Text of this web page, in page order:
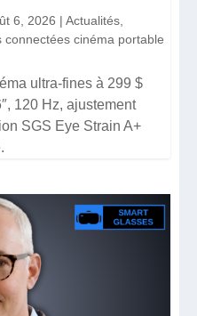
6, 2026 |Actualités,
connectées cinéma portable
ultra-fines à 299 $
120 Hz, ajustement
SGS Eye Strain A+